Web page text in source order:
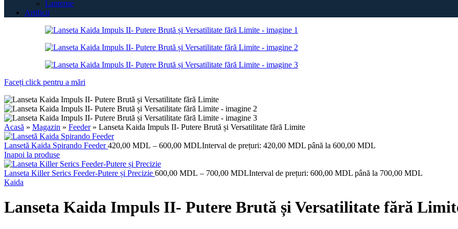
Lanterne
Artificii
Faceți click pentru a mări
Acasă » Magazin » Feeder» Lanseta Kaida Impuls II- Putere Brută și Versatilitate fără Limite
Lansetă Kaida Spirando Feeder420,00 MDL – 600,00 MDLInterval de prețuri: 420,00 MDL până la 600,00 MDL
Inapoi la produse
Lanseta Killer Serics Feeder-Putere și Precizie 600,00 MDL – 700,00 MDLInterval de prețuri: 600,00 MDL până la 700,00 MDL
Kaida
Lanseta Kaida Impuls II- Putere Brută și Versatilitate fără